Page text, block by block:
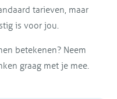
tarieven, maar
is voor jou.
betekenen? Neem
graag met je mee.